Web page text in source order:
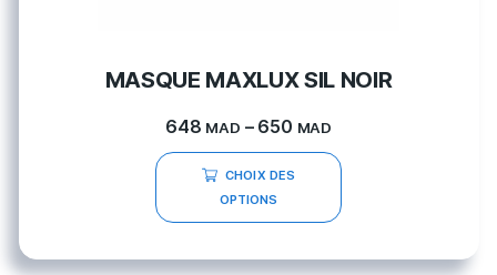
MASQUE MAXLUX SIL NOIR
648 MAD – 650 MAD
CHOIX DES
OPTIONS